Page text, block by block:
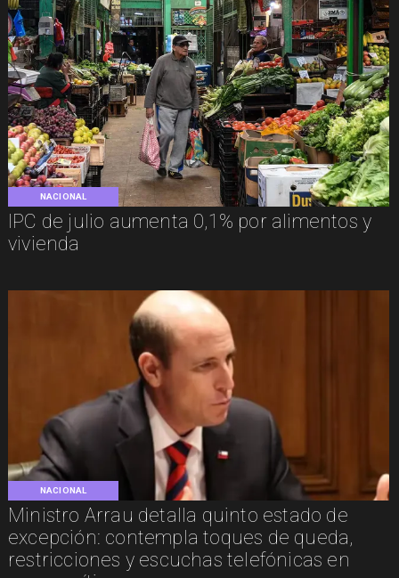
NACIONAL
IPC de julio aumenta 0,1% por alimentos y
vivienda
NACIONAL
Ministro Arrau detalla quinto estado de
excepción: contempla toques de queda,
restricciones y escuchas telefónicas en